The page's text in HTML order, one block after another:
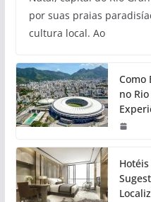
por suas praias
cultura local. Ao
Como
no